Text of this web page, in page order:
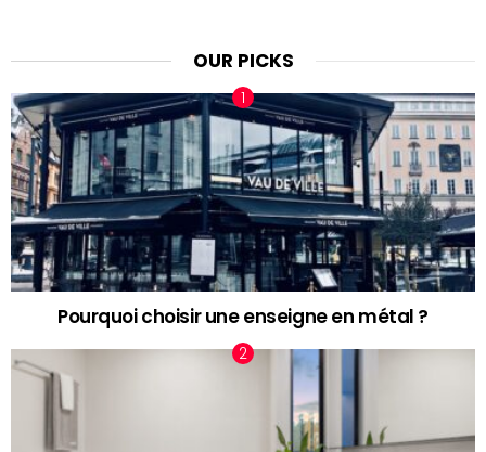
OUR PICKS
Pourquoi choisir une enseigne en métal ?